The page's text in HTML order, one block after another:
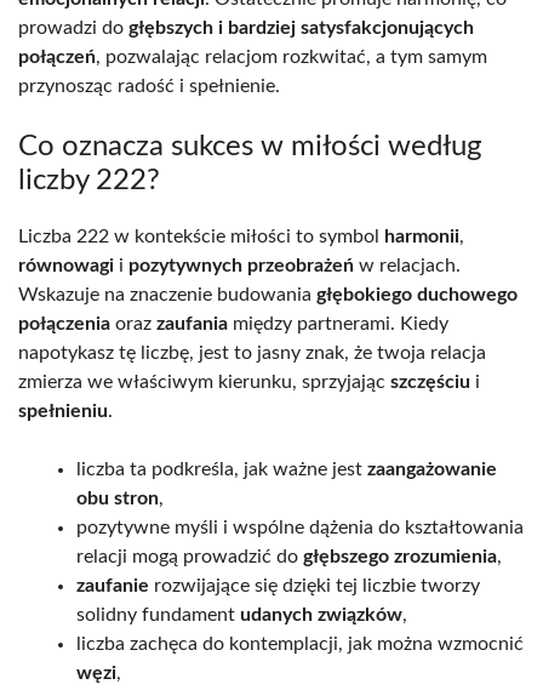
prowadzi do głębszych i bardziej satysfakcjonujących
połączeń, pozwalając relacjom rozkwitać, a tym samym
przynosząc radość i spełnienie.
Co oznacza sukces w miłości według
liczby 222?
Liczba 222 w kontekście miłości to symbol harmonii,
równowagi i pozytywnych przeobrażeń w relacjach.
Wskazuje na znaczenie budowania głębokiego duchowego
połączenia oraz zaufania między partnerami. Kiedy
napotykasz tę liczbę, jest to jasny znak, że twoja relacja
zmierza we właściwym kierunku, sprzyjając szczęściu i
spełnieniu.
liczba ta podkreśla, jak ważne jest zaangażowanie
obu stron,
pozytywne myśli i wspólne dążenia do kształtowania
relacji mogą prowadzić do głębszego zrozumienia,
zaufanie rozwijające się dzięki tej liczbie tworzy
solidny fundament udanych związków,
liczba zachęca do kontemplacji, jak można wzmocnić
węzi,